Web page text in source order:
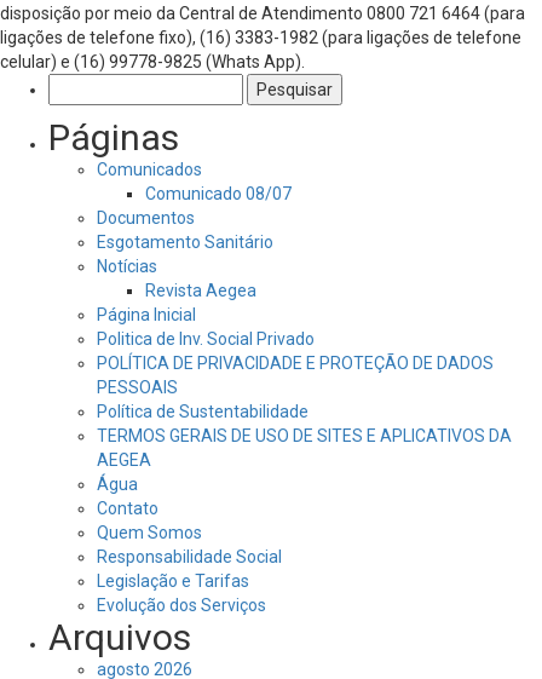
disposição por meio da Central de Atendimento 0800 721 6464 (para
ligações de telefone fixo), (16) 3383-1982 (para ligações de telefone
celular) e (16) 99778-9825 (Whats App).
por:
Páginas
Comunicados
Comunicado 08/07
Documentos
Esgotamento Sanitário
Notícias
Revista Aegea
Página Inicial
Politica de Inv. Social Privado
POLÍTICA DE PRIVACIDADE E PROTEÇÃO DE DADOS
PESSOAIS
Política de Sustentabilidade
TERMOS GERAIS DE USO DE SITES E APLICATIVOS DA
AEGEA
Água
Contato
Quem Somos
Responsabilidade Social
Legislação e Tarifas
Evolução dos Serviços
Arquivos
agosto 2026